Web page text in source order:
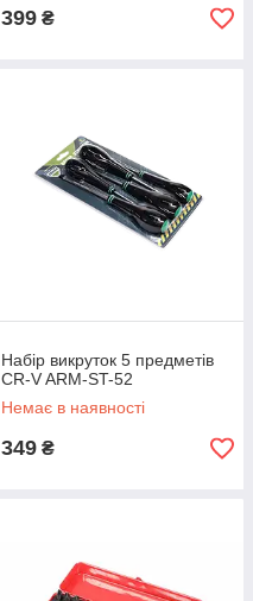
399 ₴
Набір викруток 5 предметів
CR-V ARM-ST-52
Немає в наявності
349 ₴